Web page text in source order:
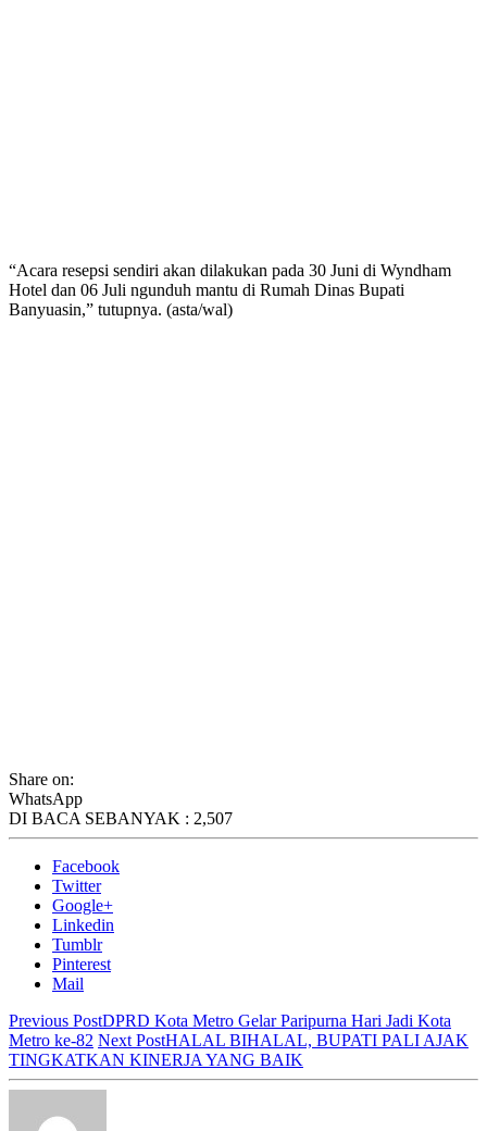
“Acara resepsi sendiri akan dilakukan pada 30 Juni di Wyndham
Hotel dan 06 Juli ngunduh mantu di Rumah Dinas Bupati
Banyuasin,” tutupnya. (asta/wal)
Share on:
WhatsApp
DI BACA SEBANYAK : 2,507
Facebook
Twitter
Google+
Linkedin
Tumblr
Pinterest
Mail
Previous PostDPRD Kota Metro Gelar Paripurna Hari Jadi Kota
Metro ke-82 Next PostHALAL BIHALAL, BUPATI PALI AJAK
TINGKATKAN KINERJA YANG BAIK